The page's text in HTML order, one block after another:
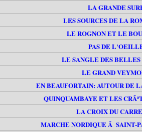
LA GRANDE
LES SOURCES DE LA
LE ROGNON ET LE
PAS DE
LE SANGLE DES
LE GRAND
EN BEAUFORTAIN: AUTOUR DE
QUINQUAMBAYE ET LES
LA CROIX DU
MARCHE NORDIQUE Ã SAINT-